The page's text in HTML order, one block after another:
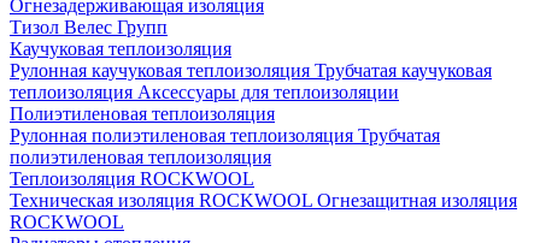
Огнезадерживающая изоляция
Тизол Велес Групп
Каучуковая теплоизоляция
Рулонная каучуковая теплоизоляция Трубчатая каучуковая
теплоизоляция Аксессуары для теплоизоляции
Полиэтиленовая теплоизоляция
Рулонная полиэтиленовая теплоизоляция Трубчатая
полиэтиленовая теплоизоляция
Теплоизоляция ROCKWOOL
Техническая изоляция ROCKWOOL Огнезащитная изоляция
ROCKWOOL